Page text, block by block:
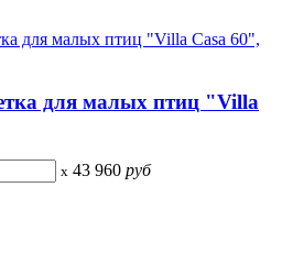
для малых птиц "Villa
x 43 960 руб